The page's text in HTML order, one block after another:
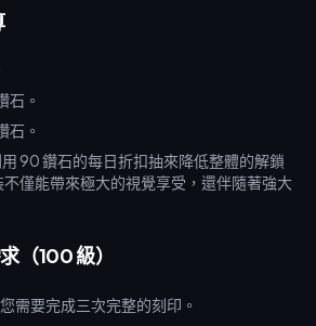
石。
石。
90 鑽石的每日折扣抽來降低整體的解鎖
不僅能帶來極大的視覺享受，還伴隨著強大
（100 級）
需要完成三次完整的刻印。